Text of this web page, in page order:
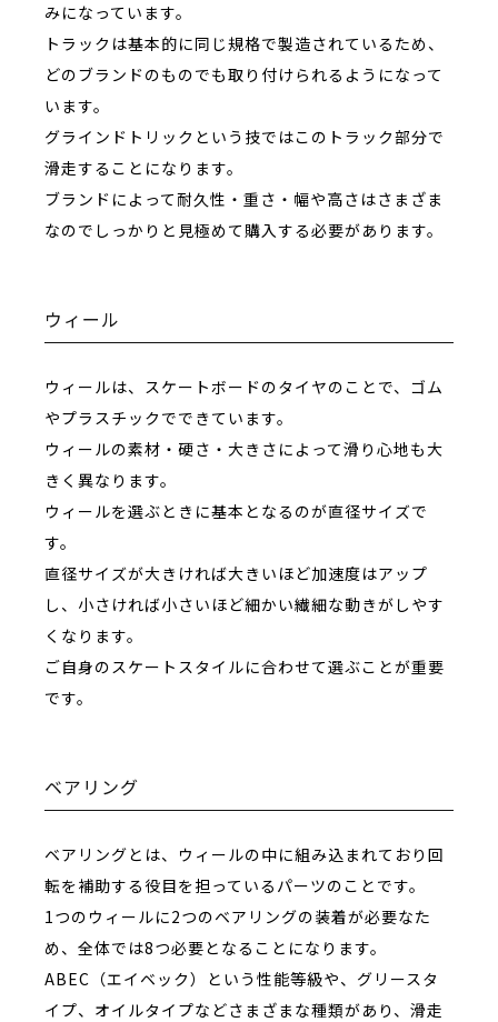
みになっています。
トラックは基本的に同じ規格で製造されているため、
どのブランドのものでも取り付けられるようになって
います。
グラインドトリックという技ではこのトラック部分で
滑走することになります。
ブランドによって耐久性・重さ・幅や高さはさまざま
なのでしっかりと見極めて購入する必要があります。
ウィール
ウィールは、スケートボードのタイヤのことで、ゴム
やプラスチックでできています。
ウィールの素材・硬さ・大きさによって滑り心地も大
きく異なります。
ウィールを選ぶときに基本となるのが直径サイズで
す。
直径サイズが大きければ大きいほど加速度はアップ
し、小さければ小さいほど細かい繊細な動きがしやす
くなります。
ご自身のスケートスタイルに合わせて選ぶことが重要
です。
ベアリング
ベアリングとは、ウィールの中に組み込まれており回
転を補助する役目を担っているパーツのことです。
1つのウィールに2つのベアリングの装着が必要なた
め、全体では8つ必要となることになります。
ABEC（エイベック）という性能等級や、グリースタ
イプ、オイルタイプなどさまざまな種類があり、滑走